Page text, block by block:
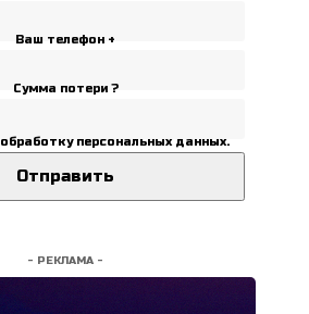
Ваш телефон +
Сумма потери ?
обработку персональных данных.
- РЕКЛАМА -